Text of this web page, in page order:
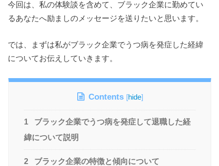
今回は、私の体験談を含めて、ブラック企業に勤めてい
るあなたへ励ましのメッセージを送りたいと思います。
では、まずは私がブラック企業でうつ病を発症した経緯
についてお伝えしていきます。
Contents [hide]
1
ブラック企業でうつ病を発症して退職した経
緯について説明
2 ブラック企業の特徴と傾向について